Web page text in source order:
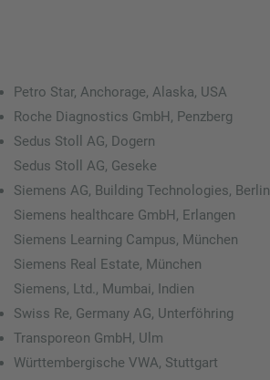
Petro Star, Anchorage, Alaska, USA
Roche Diagnostics GmbH, Penzberg
Sedus Stoll AG, Dogern
Sedus Stoll AG, Geseke
Siemens AG, Building Technologies, Berlin
Siemens healthcare GmbH, Erlangen
Siemens Learning Campus, München
Siemens Real Estate, München
Siemens, Ltd., Mumbai, Indien
Swiss Re, Germany AG, Unterföhring
Transporeon GmbH, Ulm
Württembergische VWA, Stuttgart